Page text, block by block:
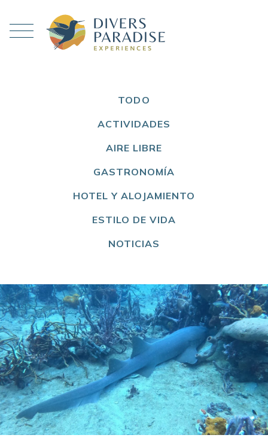
TODO
ACTIVIDADES
AIRE LIBRE
GASTRONOMÍA
HOTEL Y ALOJAMIENTO
ESTILO DE VIDA
NOTICIAS